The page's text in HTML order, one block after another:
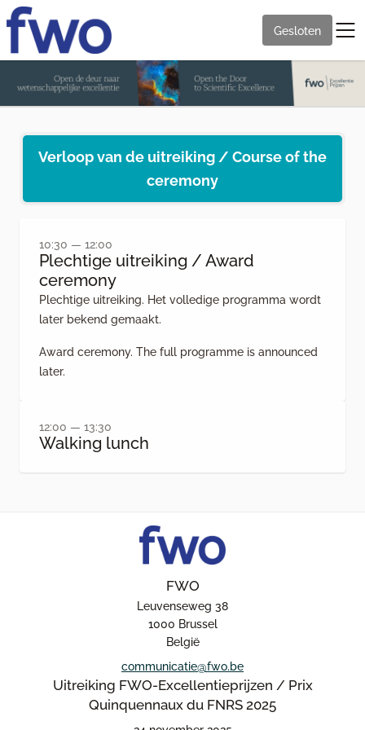
Gesloten
Verloop van de uitreiking / Course of the
ceremony
10:30 — 12:00
Plechtige uitreiking / Award
ceremony
Plechtige uitreiking. Het volledige programma wordt
later bekend gemaakt.
Award ceremony. The full programme is announced
later.
12:00 — 13:30
Walking lunch
FWO
Leuvenseweg 38
1000 Brussel
België
communicatie@fwo.be
Uitreiking FWO-Excellentieprijzen / Prix
Quinquennaux du FNRS 2025